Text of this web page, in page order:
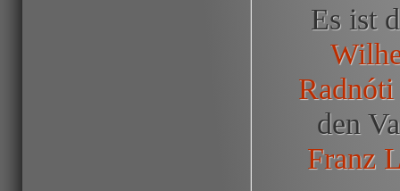
Es ist
Radnóti
den
Franz